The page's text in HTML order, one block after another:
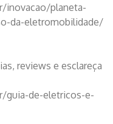
inovacao/planeta-
da-eletromobilidade/
reviews e esclareça
guia-de-eletricos-e-